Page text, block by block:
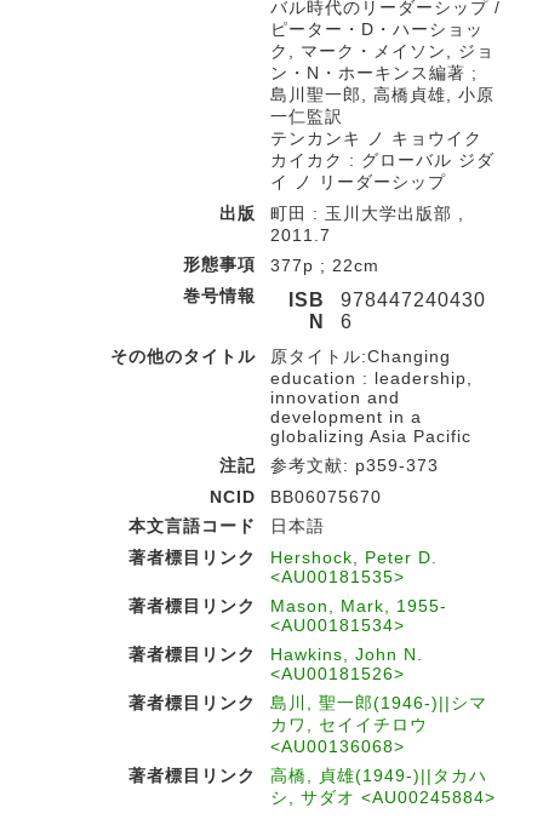
バル時代のリーダーシップ /
ピーター・D・ハーショッ
ク, マーク・メイソン, ジョ
ン・N・ホーキンス編著 ;
島川聖一郎, 高橋貞雄, 小原
一仁監訳
テンカンキ ノ キョウイク
カイカク : グローバル ジダ
イ ノ リーダーシップ
出版
町田 : 玉川大学出版部 ,
2011.7
形態事項
377p ; 22cm
巻号情報
ISB
N
978447240430
6
その他のタイトル
原タイトル:Changing
education : leadership,
innovation and
development in a
globalizing Asia Pacific
注記
参考文献: p359-373
NCID
BB06075670
本文言語コード
日本語
著者標目リンク
Hershock, Peter D.
<AU00181535>
著者標目リンク
Mason, Mark, 1955-
<AU00181534>
著者標目リンク
Hawkins, John N.
<AU00181526>
著者標目リンク
島川, 聖一郎(1946-)||シマ
カワ, セイイチロウ
<AU00136068>
著者標目リンク
高橋, 貞雄(1949-)||タカハ
シ, サダオ <AU00245884>